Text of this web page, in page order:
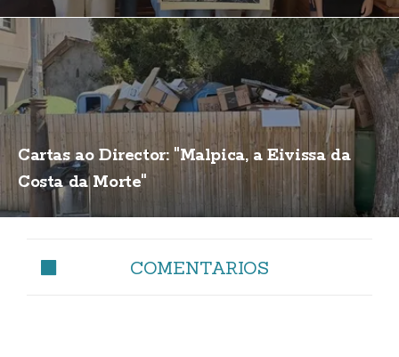
Cartas ao Director: "Malpica, a Eivissa da
Costa da Morte"
COMENTARIOS